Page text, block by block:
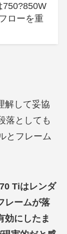
750?850W
ローを重
解して妥協
落としても
とフレーム
Tiはレンダ
レームが落
効にしたま